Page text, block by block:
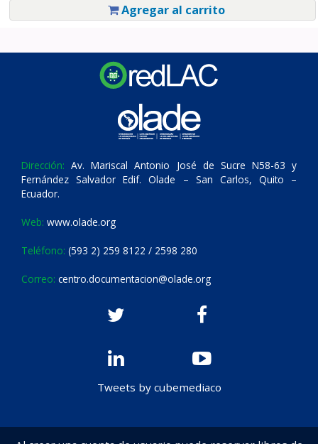
Agregar al carrito
Dirección: Av. Mariscal Antonio José de Sucre N58-63 y
Fernández Salvador Edif. Olade – San Carlos, Quito –
Ecuador.
Web: www.olade.org
Teléfono: (593 2) 259 8122 / 2598 280
Correo: centro.documentacion@olade.org
Tweets by cubemediaco